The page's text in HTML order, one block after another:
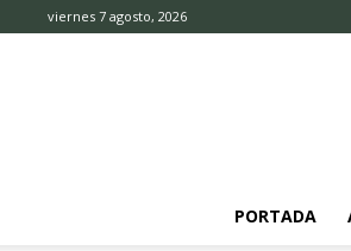
viernes 7 agosto, 2026
PORTADA